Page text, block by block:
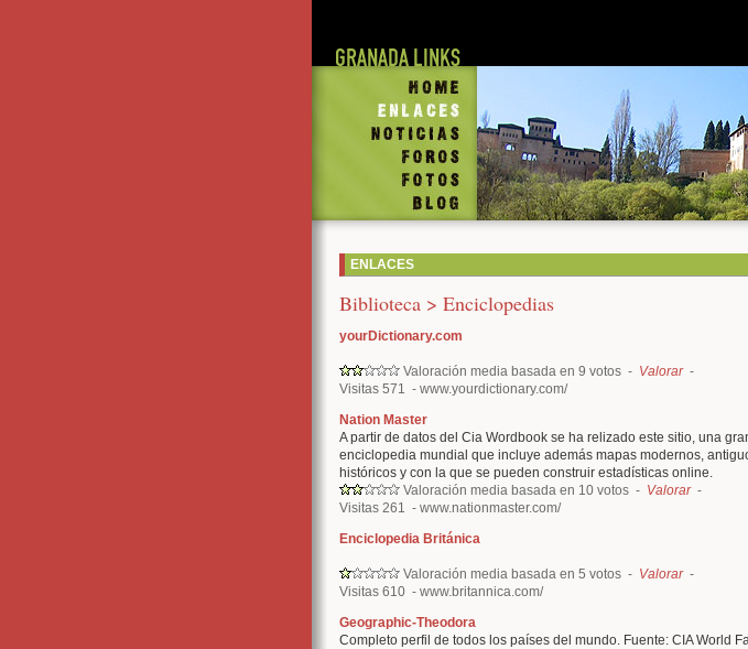
Enlaces
Noticias
Foros
Fotos
Blog
ENLACES
Biblioteca > Enciclopedias
yourDictionary.com
Valoración media basada en 9 votos - Valorar-
Visitas 571 - www.yourdictionary.com/
Nation Master
A partir de datos del Cia Wordbook se ha relizado este sitio, una
enciclopedia mundial que incluye además mapas modernos,
históricos y con la que se pueden construir estadísticas online.
Valoración media basada en 10 votos - Valorar-
Visitas 261 - www.nationmaster.com/
Enciclopedia Británica
Valoración media basada en 5 votos - Valorar-
Visitas 610 - www.britannica.com/
Geographic-Theodora
Completo perfil de todos los países del mundo. Fuente: CIA World